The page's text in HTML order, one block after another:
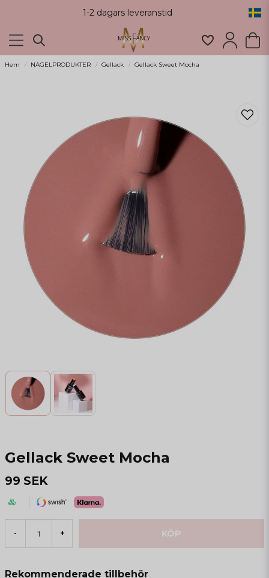
1-2 dagars leveranstid
Hem NAGELPRODUKTER Gellack Gellack Sweet Mocha
Gellack Sweet Mocha
99 SEK
- + KÖP
Rekommenderade tillbehör